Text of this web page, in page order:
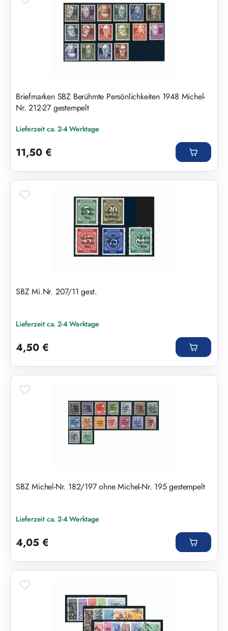
Briefmarken SBZ Berühmte Persönlichkeiten 1948 Michel-
Nr. 212-27 gestempelt
Lieferzeit ca. 2-4 Werktage
11,50 €
SBZ Mi.Nr. 207/11 gest.
Lieferzeit ca. 2-4 Werktage
4,50 €
SBZ Michel-Nr. 182/197 ohne Michel-Nr. 195 gestempelt
Lieferzeit ca. 2-4 Werktage
4,05 €